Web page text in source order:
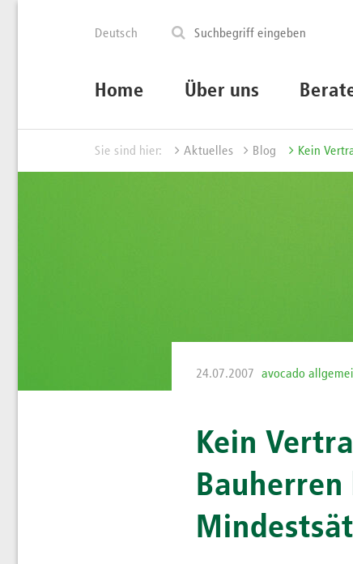
Deutsch
Home Über uns
Sie sind hier: Aktuelles Blog Kein
24.07.2007 avocado
Kein